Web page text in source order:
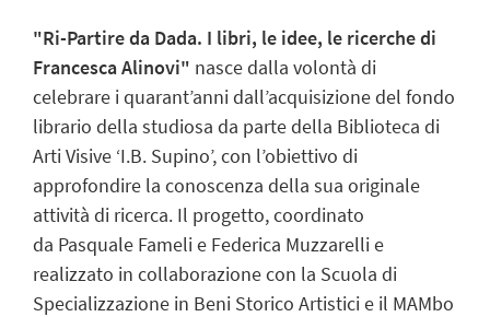
"Ri-Partire da Dada. I libri, le idee, le ricerche di
Francesca Alinovi" nasce dalla volontà di
celebrare i quarant’anni dall’acquisizione del fondo
librario della studiosa da parte della Biblioteca di
Arti Visive ‘I.B. Supino’, con l’obiettivo di
approfondire la conoscenza della sua originale
attività di ricerca. Il progetto, coordinato
da Pasquale Famelie Federica Muzzarellie
realizzato in collaborazione con la Scuola di
Specializzazione in Beni Storico Artistici e il MAMbo